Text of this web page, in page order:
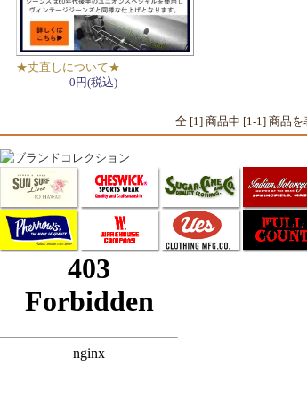
★丈直しについて★
0円(税込)
全 [1] 商品中 [1-1] 商品を